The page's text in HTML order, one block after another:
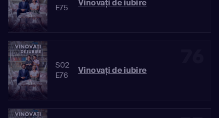
E75
Vinovaţi de iubire
S02
E76
Vinovaţi de iubire